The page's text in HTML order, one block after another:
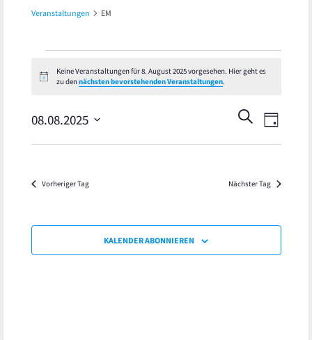
Veranstaltungen EM
Veranstaltungen
8.
August
2025
Hinweis
Keine Veranstaltungen für 8. August 2025 vorgesehen. Hier geht es
zu dennächsten bevorstehenden Veranstaltungen.
Suche
und
SUCHE
TAG
08.08.2025
Datum
Vorheriger Tag Nächster Tag
KALENDER ABONNIEREN